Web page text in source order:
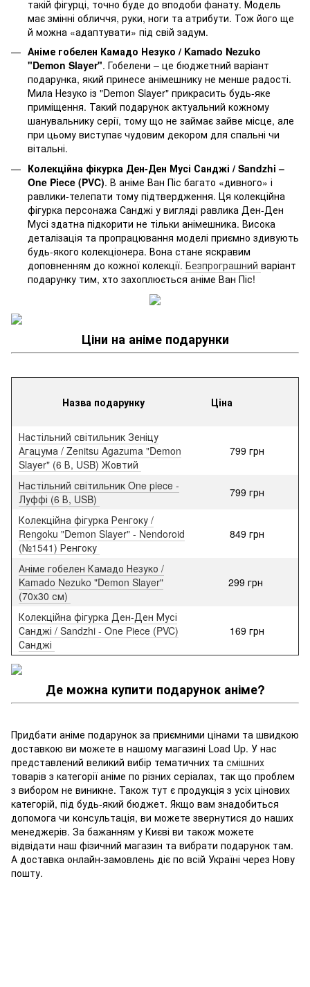
такій фігурці, точно буде до вподоби фанату. Модель
має змінні обличчя, руки, ноги та атрибути. Тож його ще
й можна «адаптувати» під свій задум.
Аніме гобелен Камадо Незуко / Kamado Nezuko
"Demon Slayer"‌. Гобелени – це бюджетний варіант
подарунка, який принесе анімешнику не менше радості.
Мила Незуко із "Demon Slayer" прикрасить будь-яке
приміщення. Такий подарунок актуальний кожному
шанувальнику серії, тому що не займає зайве місце, але
при цьому виступає чудовим декором для спальні чи
вітальні.
Колекційна фікурка Ден-Ден Мусі Санджі / Sandzhi –
One Piece (PVC)‌. В аніме Ван Піс багато «дивного» і
равлики-телепати тому підтвердження. Ця колекційна
фігурка персонажа Санджі у вигляді равлика Ден-Ден
Мусі здатна підкорити не тільки анімешника. Висока
деталізація та пропрацювання моделі приємно здивують
будь-якого колекціонера. Вона стане яскравим
доповненням до кожної колекції. Безпрограшний варіант
подарунку тим, хто захоплюється аніме Ван Піс!
Ціни на аніме подарунки
Назва подарунку Ціна
Настільний світильник Зеніцу
Агацума / Zenitsu Agazuma "Demon
Slayer" (6 В, USB) Жовтий
799 грн
Настільний світильник One piece -
Луффі (6 В, USB)
799 грн
Колекційна фігурка Ренгоку /
Rengoku "Demon Slayer" - Nendoroid
(№1541) Ренгоку
849 грн
Аніме гобелен Камадо Незуко /
Kamado Nezuko "Demon Slayer"
(70x30 см)
299 грн
Колекційна фігурка Ден-Ден Мусі
Санджі / Sandzhi - One Piece (PVC)
Санджі
169 грн
Де можна купити подарунок аніме?
Придбати аніме подарунок за приємними цінами та швидкою
доставкою ви можете в нашому магазині Load Up. У нас
представлений великий вибір тематичних та смішних
товарів з категорії аніме по різних серіалах, так що проблем
з вибором не виникне. Також тут є продукція з усіх цінових
категорій, під будь-який бюджет. Якщо вам знадобиться
допомога чи консультація, ви можете звернутися до наших
менеджерів. За бажанням у Києві ви також можете
відвідати наш фізичний магазин та вибрати подарунок там.
А доставка онлайн-замовлень діє по всій Україні через Нову
пошту.